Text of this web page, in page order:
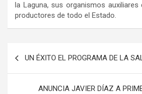
la Laguna, sus organismos
productores de todo el Estado.
Navegación
entradas
UN ÉXITO EL PROGRAMA DE LA
ANUNCIA JAVIER DÍAZ A